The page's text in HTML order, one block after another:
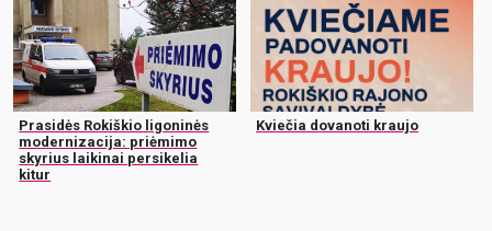
Prasidės Rokiškio ligoninės
modernizacija: priėmimo
skyrius laikinai persikelia
kitur
Kviečia dovanoti kraujo